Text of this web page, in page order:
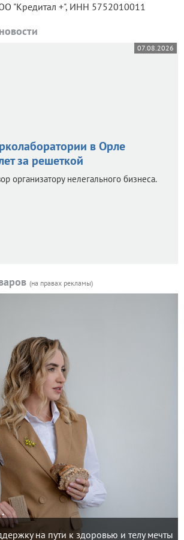
"Кредитал +", ИНН 5752010011
07.08.2026
в Орле
за решеткой
организатору нелегального бизнеса.
(на правах рекламы)
на пути к здоровью и телу мечты